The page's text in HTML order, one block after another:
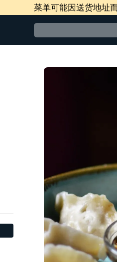
菜单可能因送货地址